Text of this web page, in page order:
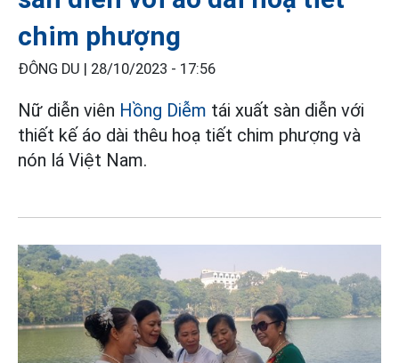
chim phượng
ĐÔNG DU | 28/10/2023 - 17:56
Nữ diễn viên Hồng Diễm tái xuất sàn diễn với
thiết kế áo dài thêu hoạ tiết chim phượng và
nón lá Việt Nam.